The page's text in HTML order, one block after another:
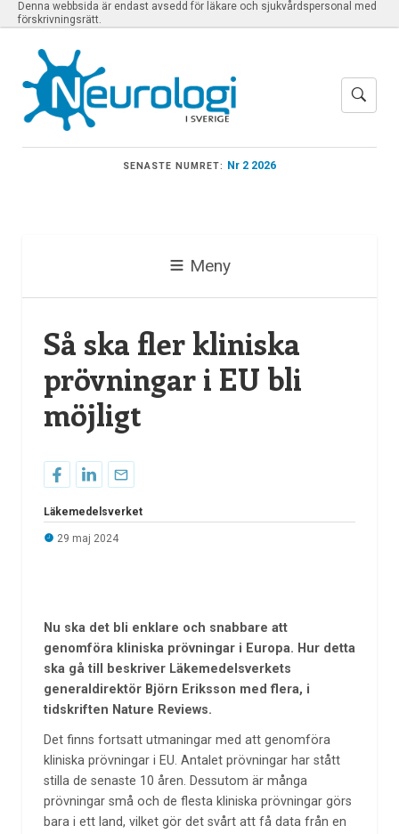
Denna webbsida är endast avsedd för läkare och sjukvårdspersonal med
förskrivningsrätt.
SENASTE NUMRET: Nr 2 2026
Meny
Så ska fler kliniska
prövningar i EU bli
möjligt
Läkemedelsverket
29 maj 2024
Nu ska det bli enklare och snabbare att
genomföra kliniska prövningar i Europa. Hur detta
ska gå till beskriver Läkemedelsverkets
generaldirektör Björn Eriksson med flera, i
tidskriften Nature Reviews.
Det finns fortsatt utmaningar med att genomföra
kliniska prövningar i EU. Antalet prövningar har stått
stilla de senaste 10 åren. Dessutom är många
prövningar små och de flesta kliniska prövningar görs
bara i ett land, vilket gör det svårt att få data från en